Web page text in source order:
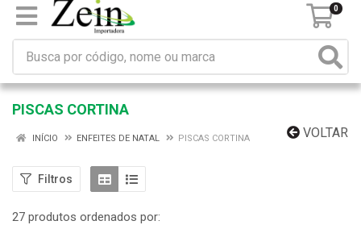
0
PISCAS CORTINA
VOLTAR
INÍCIO ENFEITES DE NATAL PISCAS CORTINA
Filtros
27 produtos ordenados por: